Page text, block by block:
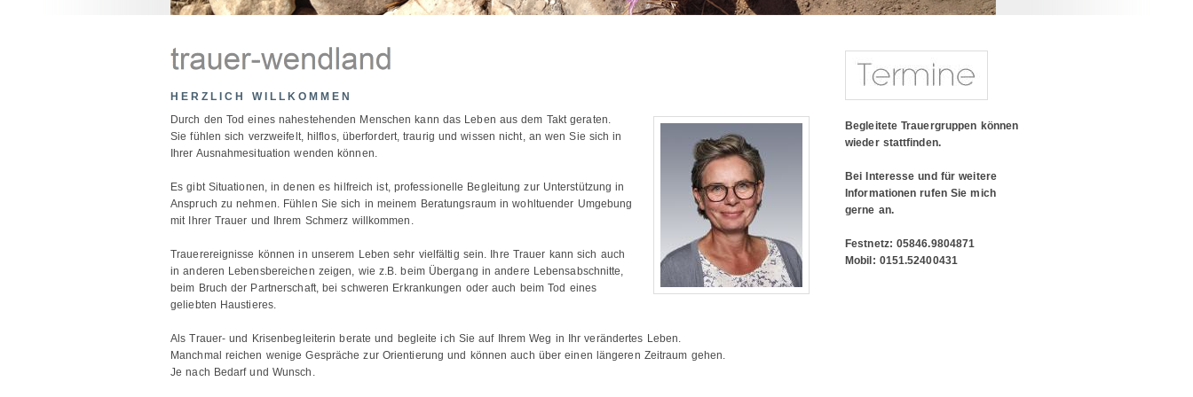
HERZLICH WILLKOMMEN
Durch den Tod eines nahestehenden Menschen kann das Leben aus dem Takt geraten.
Sie fühlen sich verzweifelt, hilflos, überfordert, traurig und wissen nicht, an wen Sie sich in
Ihrer Ausnahmesituation wenden können.
Es gibt Situationen, in denen es hilfreich ist, professionelle Begleitung zur Unterstützung in
Anspruch zu nehmen. Fühlen Sie sich in meinem Beratungsraum in wohltuender Umgebung
mit Ihrer Trauer und Ihrem Schmerz willkommen.
Trauerereignisse können in unserem Leben sehr vielfältig sein. Ihre Trauer kann sich auch
in anderen Lebensbereichen zeigen, wie z.B. beim Übergang in andere Lebensabschnitte,
beim Bruch der Partnerschaft, bei schweren Erkrankungen oder auch beim Tod eines
geliebten Haustieres.
Als Trauer- und Krisenbegleiterin berate und begleite ich Sie auf Ihrem Weg in Ihr verändertes Leben.
Manchmal reichen wenige Gespräche zur Orientierung und können auch über einen längeren Zeitraum gehen.
Je nach Bedarf und Wunsch.
Begleitete Trauergruppen können
wieder stattfinden.
Bei Interesse und für weitere
Informationen rufen Sie mich
gerne an.
Festnetz: 05846.9804871
Mobil: 0151.52400431